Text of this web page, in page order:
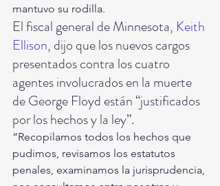
mantuvo su rodilla.
El fiscal general de Minnesota, Keith
Ellison, dijo que los nuevos cargos
presentados contra los cuatro
agentes involucrados en la muerte
de George Floyd están “justificados
por los hechos y la ley”.
“Recopilamos todos los hechos que
pudimos, revisamos los estatutos
penales, examinamos la jurisprudencia,